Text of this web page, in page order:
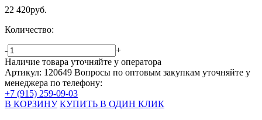
22 420руб.
Количество:
-
+
Наличие товара уточняйте у оператора
Артикул: 120649 Вопросы по оптовым закупкам уточняйте у
менеджера по телефону:
+7 (915) 259-09-03
В КОРЗИНУ КУПИТЬ В ОДИН КЛИК